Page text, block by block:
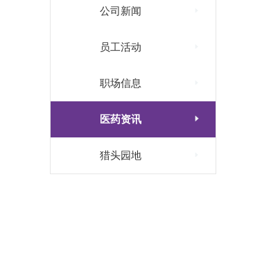
公司新闻
员工活动
职场信息
医药资讯 
猎头园地